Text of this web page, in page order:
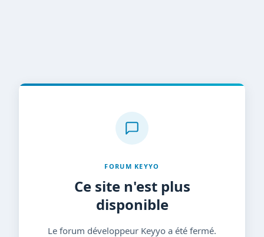
FORUM KEYYO
Ce site n'est plus
disponible
Le forum développeur Keyyo a été fermé.